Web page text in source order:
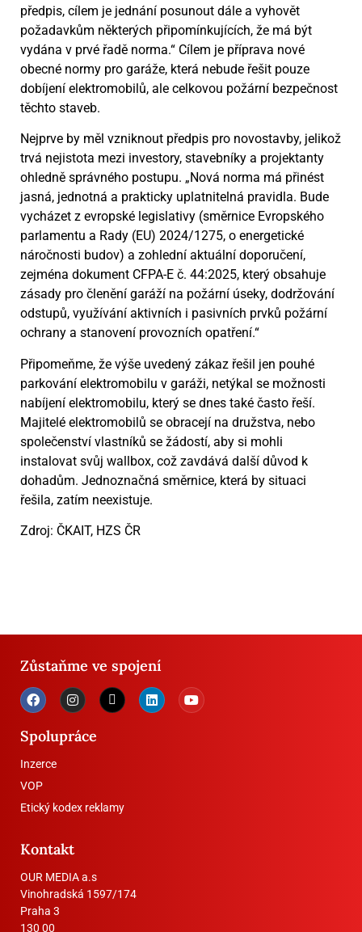
předpis, cílem je jednání posunout dále a vyhovět
požadavkům některých připomínkujících, že má být
vydána v prvé řadě norma.“ Cílem je příprava nové
obecné normy pro garáže, která nebude řešit pouze
dobíjení elektromobilů, ale celkovou požární bezpečnost
těchto staveb.
Nejprve by měl vzniknout předpis pro novostavby, jelikož
trvá nejistota mezi investory, stavebníky a projektanty
ohledně správného postupu. „Nová norma má přinést
jasná, jednotná a prakticky uplatnitelná pravidla. Bude
vycházet z evropské legislativy (směrnice Evropského
parlamentu a Rady (EU) 2024/1275, o energetické
náročnosti budov) a zohlední aktuální doporučení,
zejména dokument CFPA-E č. 44:2025, který obsahuje
zásady pro členění garáží na požární úseky, dodržování
odstupů, využívání aktivních i pasivních prvků požární
ochrany a stanovení provozních opatření.“
Připomeňme, že výše uvedený zákaz řešil jen pouhé
parkování elektromobilu v garáži, netýkal se možnosti
nabíjení elektromobilu, který se dnes také často řeší.
Majitelé elektromobilů se obracejí na družstva, nebo
společenství vlastníků se žádostí, aby si mohli
instalovat svůj wallbox, což zavdává další důvod k
dohadům. Jednoznačná směrnice, která by situaci
řešila, zatím neexistuje.
Zdroj: ČKAIT, HZS ČR
Zůstaňme ve spojení
Spolupráce
Inzerce
VOP
Etický kodex reklamy
Kontakt
OUR MEDIA a.s
Vinohradská 1597/174
Praha 3
130 00